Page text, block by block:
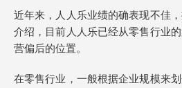
近年来，人人乐业绩的确表现不佳
介绍，目前人人乐已经从零售行业
营偏后的位置。
在零售行业，一般根据企业规模来